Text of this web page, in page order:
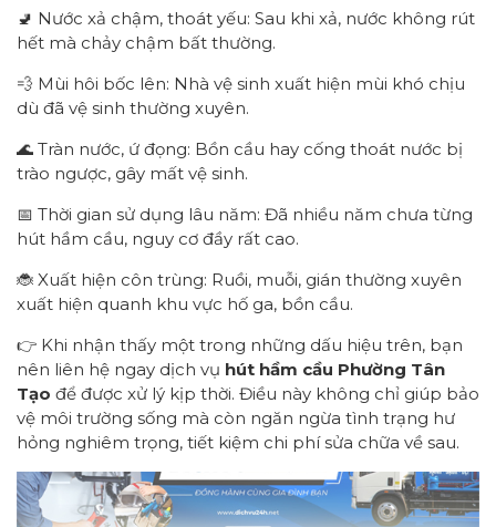
🚽 Nước xả chậm, thoát yếu: Sau khi xả, nước không rút
hết mà chảy chậm bất thường.
💨 Mùi hôi bốc lên: Nhà vệ sinh xuất hiện mùi khó chịu
dù đã vệ sinh thường xuyên.
🌊 Tràn nước, ứ đọng: Bồn cầu hay cống thoát nước bị
trào ngược, gây mất vệ sinh.
📅 Thời gian sử dụng lâu năm: Đã nhiều năm chưa từng
hút hầm cầu, nguy cơ đầy rất cao.
🐞 Xuất hiện côn trùng: Ruồi, muỗi, gián thường xuyên
xuất hiện quanh khu vực hố ga, bồn cầu.
👉 Khi nhận thấy một trong những dấu hiệu trên, bạn
nên liên hệ ngay dịch vụ hút hầm cầu Phường Tân
Tạo để được xử lý kịp thời. Điều này không chỉ giúp bảo
vệ môi trường sống mà còn ngăn ngừa tình trạng hư
hỏng nghiêm trọng, tiết kiệm chi phí sửa chữa về sau.